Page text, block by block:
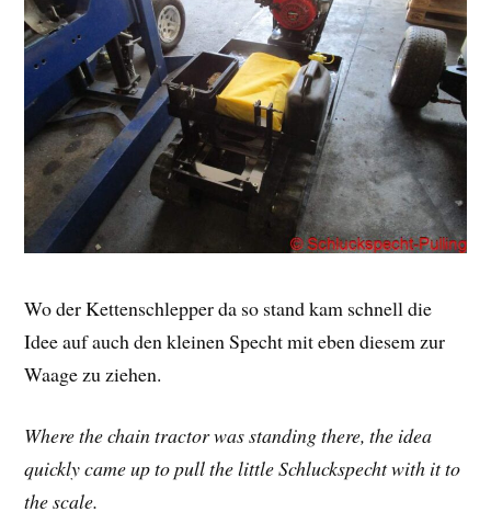
Wo der Kettenschlepper da so stand kam schnell die
Idee auf auch den kleinen Specht mit eben diesem zur
Waage zu ziehen.
Where the chain tractor was standing there, the idea
quickly came up to pull the little Schluckspecht with it to
the scale.